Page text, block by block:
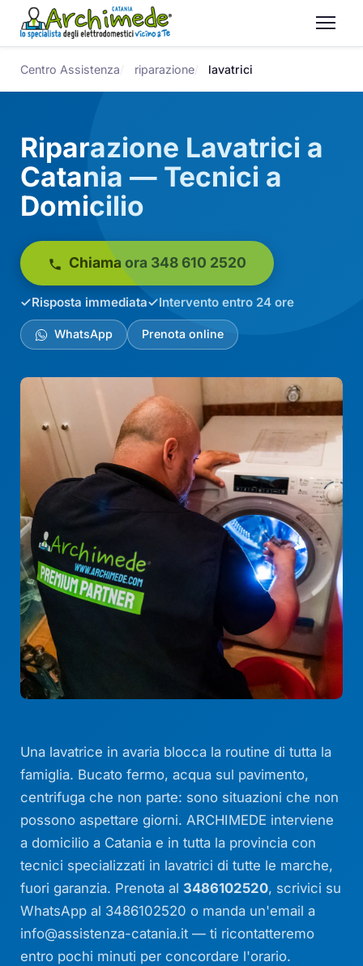
Centro Assistenza riparazione lavatrici
Riparazione Lavatrici a
Catania — Tecnici a
Domicilio
Chiama ora 348 610 2520
Risposta immediata Intervento entro 24 ore
WhatsApp Prenota online
Una lavatrice in avaria blocca la routine di tutta la
famiglia. Bucato fermo, acqua sul pavimento,
centrifuga che non parte: sono situazioni che non
possono aspettare giorni. ARCHIMEDE interviene
a domicilio a Catania e in tutta la provincia con
tecnici specializzati in lavatrici di tutte le marche,
fuori garanzia. Prenota al 3486102520, scrivici su
WhatsApp al 3486102520 o manda un'email a
info@assistenza-catania.it — ti ricontatteremo
entro pochi minuti per concordare l'orario.